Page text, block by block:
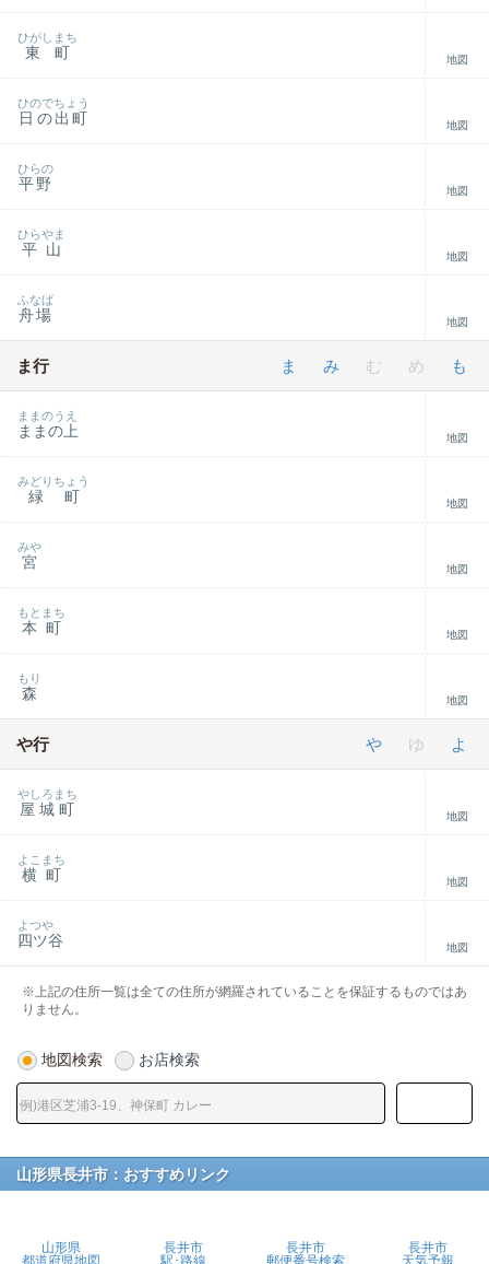
東町
ひがしまち
地図
日の出町
ひのでちょう
地図
平野
ひらの
地図
平山
ひらやま
地図
舟場
ふなば
地図
ま行 ま み む め も
ままの上
ままのうえ
地図
緑町
みどりちょう
地図
宮
みや
地図
本町
もとまち
地図
森
もり
地図
や行 や ゆ よ
屋城町
やしろまち
地図
横町
よこまち
地図
四ツ谷
よつや
地図
※上記の住所一覧は全ての住所が網羅されていることを保証するものではあ
りません。
地図検索 お店検索
山形県長井市：おすすめリンク
山形県
都道府県地図
長井市
駅･路線
長井市
郵便番号検索
長井市
天気予報